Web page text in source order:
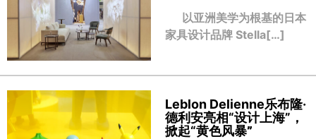
以亚洲美学为根基的日本
家具设计品牌 Stella[…]
Leblon Delienne乐布隆·
德利安亮相“设计上海”，
掀起“黄色风暴”